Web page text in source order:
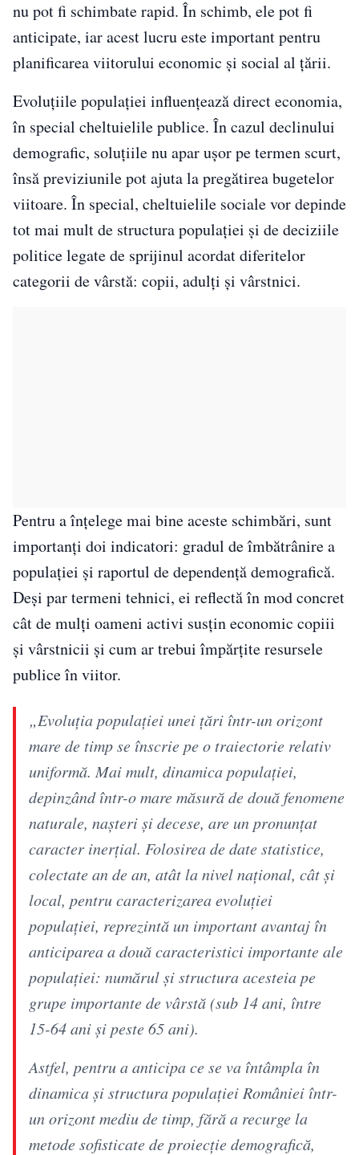
nu pot fi schimbate rapid. În schimb, ele pot fi
anticipate, iar acest lucru este important pentru
planificarea viitorului economic și social al țării.
Evoluțiile populației influențează direct economia,
în special cheltuielile publice. În cazul declinului
demografic, soluțiile nu apar ușor pe termen scurt,
însă previziunile pot ajuta la pregătirea bugetelor
viitoare. În special, cheltuielile sociale vor depinde
tot mai mult de structura populației și de deciziile
politice legate de sprijinul acordat diferitelor
categorii de vârstă: copii, adulți și vârstnici.
Pentru a înțelege mai bine aceste schimbări, sunt
importanți doi indicatori: gradul de îmbătrânire a
populației și raportul de dependență demografică.
Deși par termeni tehnici, ei reflectă în mod concret
cât de mulți oameni activi susțin economic copiii
și vârstnicii și cum ar trebui împărțite resursele
publice în viitor.
„Evoluţia populaţiei unei ţări într-un orizont
mare de timp se înscrie pe o traiectorie relativ
uniformă. Mai mult, dinamica populaţiei,
depinzând într-o mare măsură de două fenomene
naturale, naşteri şi decese, are un pronunţat
caracter inerţial. Folosirea de date statistice,
colectate an de an, atât la nivel naţional, cât şi
local, pentru caracterizarea evoluţiei
populaţiei, reprezintă un important avantaj în
anticiparea a două caracteristici importante ale
populaţiei: numărul şi structura acesteia pe
grupe importante de vârstă (sub 14 ani, între
15-64 ani şi peste 65 ani).
Astfel, pentru a anticipa ce se va întâmpla în
dinamica şi structura populaţiei României într-
un orizont mediu de timp, fără a recurge la
metode sofisticate de proiecţie demografică,